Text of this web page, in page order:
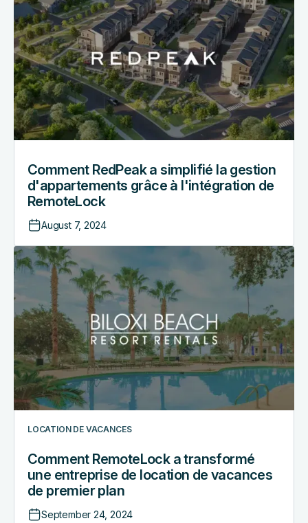
Comment RedPeak a simplifié la gestion
d'appartements grâce à l'intégration de
RemoteLock
August 7, 2024
a
simplifié
la
gestion
d'appartements
grâce
à
l'intégration
RemoteLock
LOCATION DE VACANCES
Comment RemoteLock a transformé
une entreprise de location de vacances
de premier plan
September 24, 2024
Comment
RemoteLock
transformé
une
entreprise
de
location
de
vacances
premier
plan